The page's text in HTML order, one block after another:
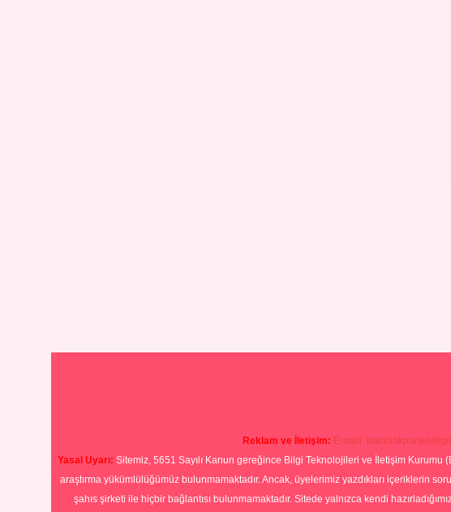
Reklam ve İletişim: E-mail:
Yasal Uyarı: Sitemiz, 5651 Sayılı Kanun gereğince Bilgi Teknolojileri ve İletişim Kurumu
araştırma yükümlülüğümüz bulunmamaktadır. Ancak, üyelerimiz yazdıkları içeriklerin
şahıs şirketi ile hiçbir bağlantısı bulunmamaktadır. Sitede yalnızca kendi